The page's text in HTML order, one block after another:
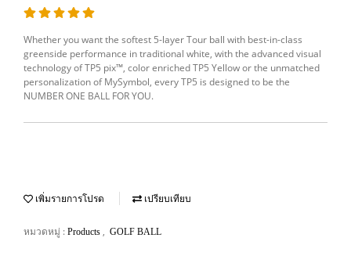
Whether you want the softest 5-layer Tour ball with best-in-class
greenside performance in traditional white, with the advanced visual
technology of TP5 pix™, color enriched TP5 Yellow or the unmatched
personalization of MySymbol, every TP5 is designed to be the
NUMBER ONE BALL FOR YOU.
เพิ่มรายการโปรด เปรียบเทียบ
หมวดหมู่ : Products , GOLF BALL